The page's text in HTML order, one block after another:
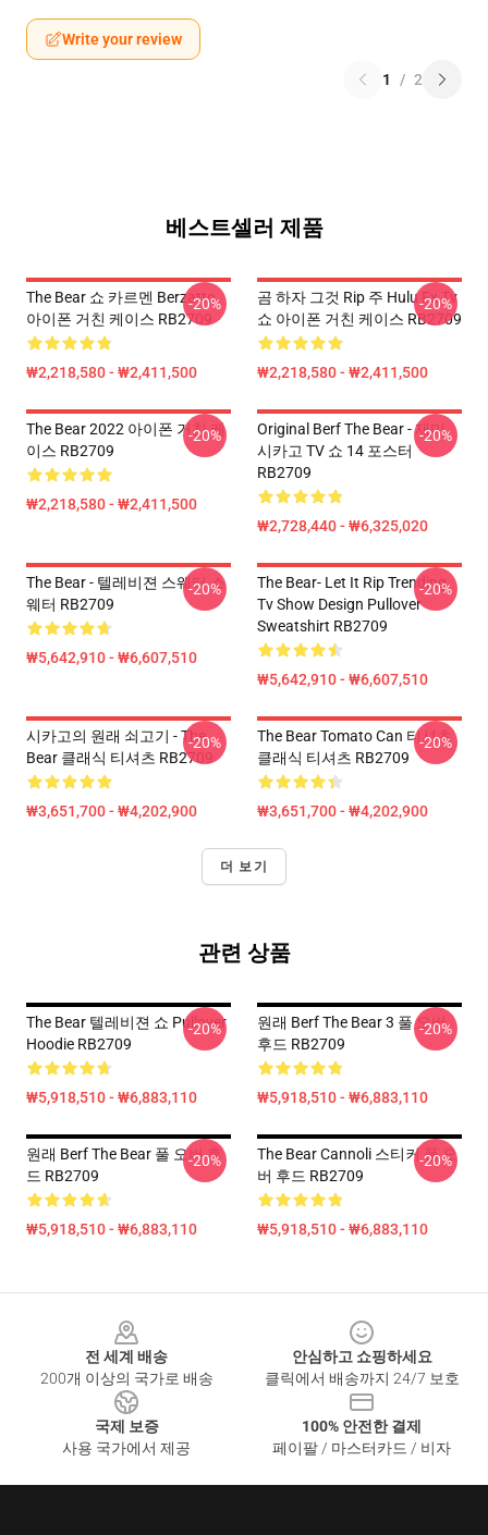
Write your review
1 / 2
베스트셀러 제품
The Bear 쇼 카르멘 Berzatto
아이폰 거친 케이스 RB2709
₩2,218,580 - ₩2,411,500
-20%
곰 하자 그것 Rip 주 Hulu Fx Tv
쇼 아이폰 거친 케이스 RB2709
₩2,218,580 - ₩2,411,500
-20%
The Bear 2022 아이폰 거친 케
이스 RB2709
₩2,218,580 - ₩2,411,500
-20%
Original Berf The Bear - 재미
시카고 TV 쇼 14 포스터
RB2709
₩2,728,440 - ₩6,325,020
-20%
The Bear - 텔레비젼 스웨터 스
웨터 RB2709
₩5,642,910 - ₩6,607,510
-20%
The Bear- Let It Rip Trending
Tv Show Design Pullover
Sweatshirt RB2709
₩5,642,910 - ₩6,607,510
-20%
시카고의 원래 쇠고기 - The
Bear 클래식 티셔츠 RB2709
₩3,651,700 - ₩4,202,900
-20%
The Bear Tomato Can 티셔츠
클래식 티셔츠 RB2709
₩3,651,700 - ₩4,202,900
-20%
더 보기
관련 상품
The Bear 텔레비젼 쇼 Pullover
Hoodie RB2709
₩5,918,510 - ₩6,883,110
-20%
원래 Berf The Bear 3 풀 오버
후드 RB2709
₩5,918,510 - ₩6,883,110
-20%
원래 Berf The Bear 풀 오버 후
드 RB2709
₩5,918,510 - ₩6,883,110
-20%
The Bear Cannoli 스티커 풀 오
버 후드 RB2709
₩5,918,510 - ₩6,883,110
-20%
전 세계 배송
200개 이상의 국가로 배송
안심하고 쇼핑하세요
클릭에서 배송까지 24/7 보호
국제 보증
사용 국가에서 제공
100% 안전한 결제
페이팔 / 마스터카드 / 비자